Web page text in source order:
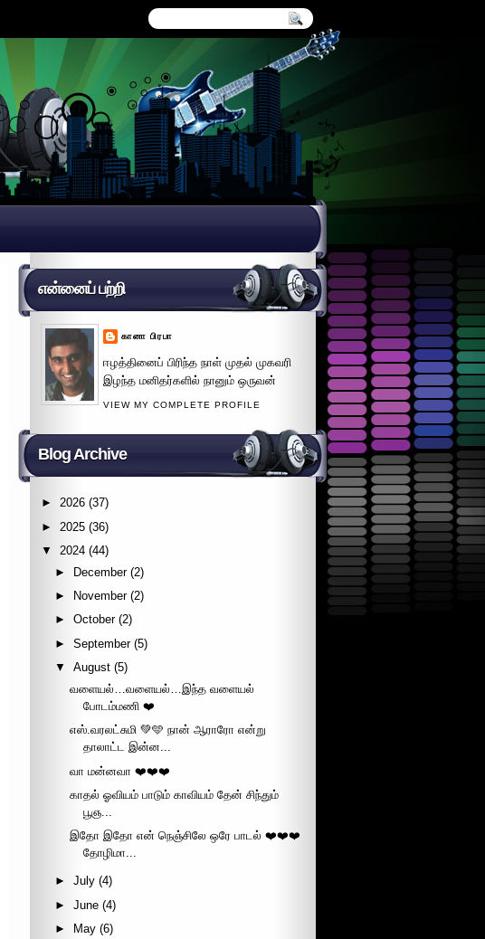
என்னைப் பற்றி
கானா பிரபா
ஈழத்தினைப் பிரிந்த நாள் முதல் முகவரி
இழந்த மனிதர்களில் நானும் ஒருவன்
VIEW MY COMPLETE PROFILE
Blog Archive
► 2026 (37)
► 2025 (36)
▼
2024 (44)
►
December (2)
►
November (2)
►October (2)
►September (5)
▼
August (5)
வளையல்…வளையல்…இந்த வளையல்
போடம்மணி ❤️
எஸ்.வரலட்சுமி 💚🩵 நான் ஆராரோ என்று
தாலாட்ட இன்ன...
வா மன்னவா ❤️❤️❤️
காதல் ஓவியம் பாடும் காவியம் தேன் சிந்தும்
பூஞ...
இதோ இதோ என் நெஞ்சிலே ஒரே பாடல் ❤️❤️❤️
தோழிமா...
►July (4)
►June (4)
► May (6)